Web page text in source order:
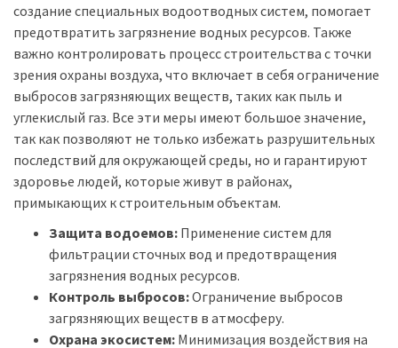
создание специальных водоотводных систем, помогает
предотвратить загрязнение водных ресурсов. Также
важно контролировать процесс строительства с точки
зрения охраны воздуха, что включает в себя ограничение
выбросов загрязняющих веществ, таких как пыль и
углекислый газ. Все эти меры имеют большое значение,
так как позволяют не только избежать разрушительных
последствий для окружающей среды, но и гарантируют
здоровье людей, которые живут в районах,
примыкающих к строительным объектам.
Защита водоемов: Применение систем для
фильтрации сточных вод и предотвращения
загрязнения водных ресурсов.
Контроль выбросов:Ограничение выбросов
загрязняющих веществ в атмосферу.
Охрана экосистем: Минимизация воздействия на